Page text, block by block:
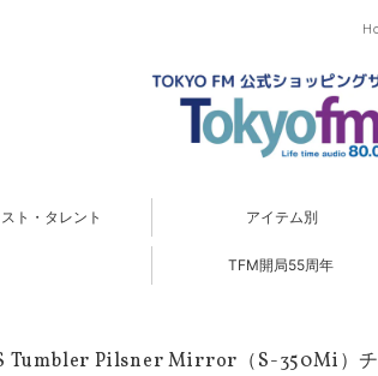
ト・タレント アイテム別
TFM開局55周年
Tumbler Pilsner Mirror（S-350Mi）